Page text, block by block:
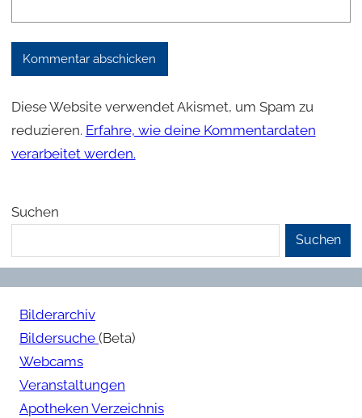
Diese Website verwendet Akismet, um Spam zu
reduzieren. Erfahre, wie deine Kommentardaten
verarbeitet werden.
Suchen
Suchen
Bilderarchiv
Bildersuche (Beta)
Webcams
Veranstaltungen
Apotheken Verzeichnis